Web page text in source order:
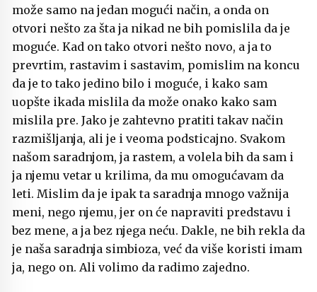
može samo na jedan mogući način, a onda on
otvori nešto za šta ja nikad ne bih pomislila da je
moguće. Kad on tako otvori nešto novo, a ja to
prevrtim, rastavim i sastavim, pomislim na koncu
da je to tako jedino bilo i moguće, i kako sam
uopšte ikada mislila da može onako kako sam
mislila pre. Jako je zahtevno pratiti takav način
razmišljanja, ali je i veoma podsticajno. Svakom
našom saradnjom, ja rastem, a volela bih da sam i
ja njemu vetar u krilima, da mu omogućavam da
leti. Mislim da je ipak ta saradnja mnogo važnija
meni, nego njemu, jer on će napraviti predstavu i
bez mene, a ja bez njega neću. Dakle, ne bih rekla da
je naša saradnja simbioza, već da više koristi imam
ja, nego on. Ali volimo da radimo zajedno.